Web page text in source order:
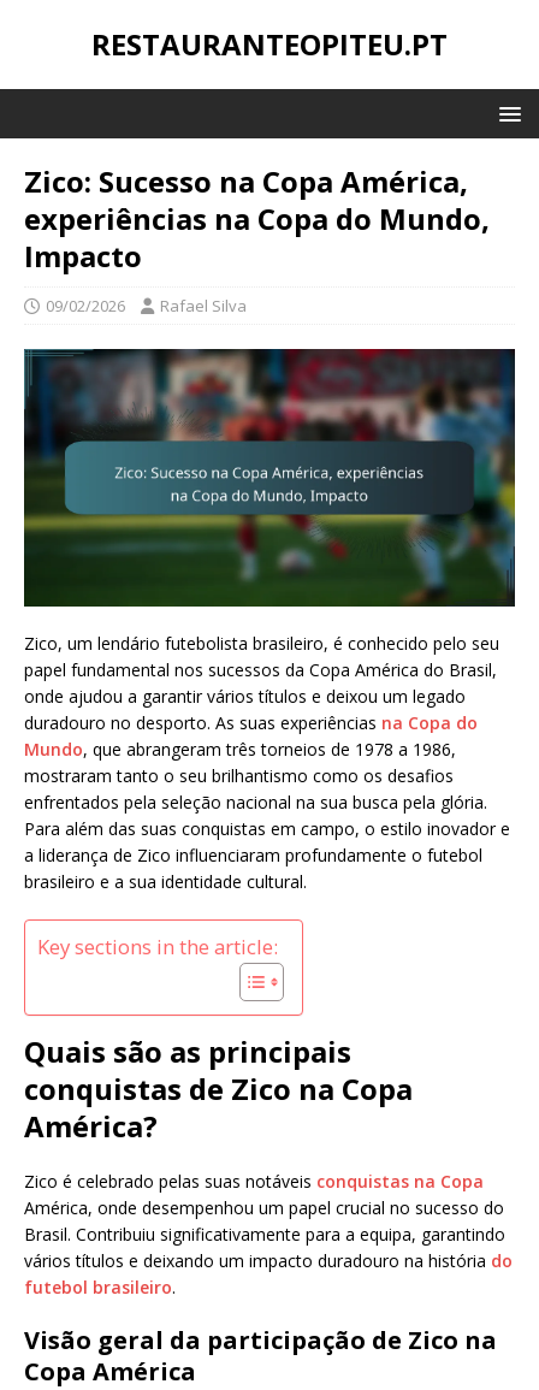
RESTAURANTEOPITEU.PT
Zico: Sucesso na Copa América,
experiências na Copa do Mundo,
Impacto
09/02/2026 Rafael Silva
Zico, um lendário futebolista brasileiro, é conhecido pelo seu
papel fundamental nos sucessos da Copa América do Brasil,
onde ajudou a garantir vários títulos e deixou um legado
duradouro no desporto. As suas experiências na Copa do
Mundo, que abrangeram três torneios de 1978 a 1986,
mostraram tanto o seu brilhantismo como os desafios
enfrentados pela seleção nacional na sua busca pela glória.
Para além das suas conquistas em campo, o estilo inovador e
a liderança de Zico influenciaram profundamente o futebol
brasileiro e a sua identidade cultural.
Key sections in the article:
Quais são as principais
conquistas de Zico na Copa
América?
Zico é celebrado pelas suas notáveis conquistas na Copa
América, onde desempenhou um papel crucial no sucesso do
Brasil. Contribuiu significativamente para a equipa, garantindo
vários títulos e deixando um impacto duradouro na história do
futebol brasileiro.
Visão geral da participação de Zico na
Copa América